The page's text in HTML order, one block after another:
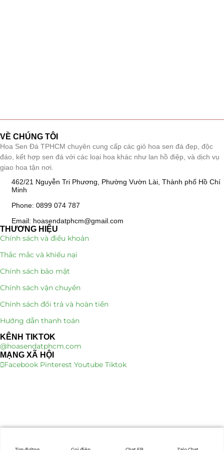
VỀ CHÚNG TÔI
Hoa Sen Đá TPHCM chuyên cung cấp các giỏ hoa sen đá đẹp, độc
đáo, kết hợp sen đá với các loại hoa khác như lan hồ điệp, và dịch vụ
giao hoa tận nơi.
462/21 Nguyễn Tri Phương, Phường Vườn Lài, Thành phố Hồ Chí
Minh
Phone: 0899 074 787
Email: hoasendatphcm@gmail.com
THƯƠNG HIỆU
Chính sách và điều khoản
Thắc mắc và khiếu nại
Chính sách bảo mật
Chính sách vận chuyển
Chính sách đổi trả và hoàn tiền
Hướng dẫn thanh toán
KÊNH TIKTOK
@hoasendatphcm.com
MẠNG XÃ HỘI
Facebook Pinterest Youtube Tiktok